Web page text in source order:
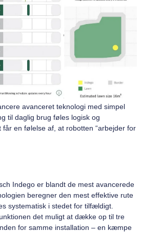
avanceret teknologi med simpel
til daglig brug føles logisk og
en følelse af, at robotten “arbejder for
Indego er blandt de mest avancerede
beregner den mest effektive rute
systematisk i stedet for tilfældigt.
det muligt at dække op til tre
for samme installation – en kæmpe